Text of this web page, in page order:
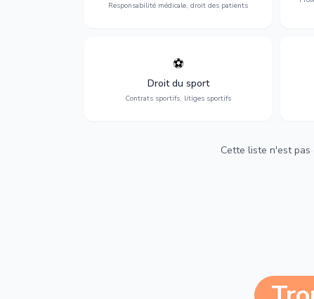
Responsabilité médicale, droit des patients
⚽
Droit du sport
Contrats sportifs, litiges sportifs
Expertise en droit sportif : contrats de
sportifs, transferts, sponsoring et
contentieux.
Cette liste n'est pas